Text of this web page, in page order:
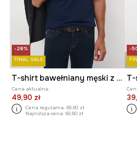
-28%
FINAL SALE
T-shirt bawełniany męski z nadrukiem
Cena aktualna:
49,90 zł
Cena regularna: 69,90 zł
Najniższa cena: 69,90 zł
-